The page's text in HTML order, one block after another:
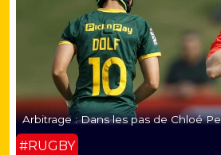
Arbitrage : Dans les pas de Chloé
#RUGBY